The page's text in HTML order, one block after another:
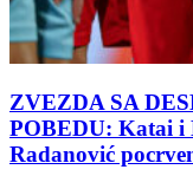
ZVEZDA SA
POBEDU: Katai i
Radanović